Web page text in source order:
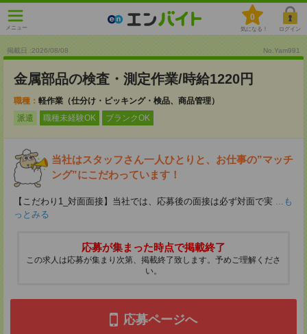
メニュー
0
気になる！ ログイン
掲載日 :2026/08/08 No.Yam991
金属部品の検査・測定作業/時給1220円
職種： 軽作業（仕分け・ピッキング・検品、商品管理）
派遣
職種未経験OK ブランクOK
当社はスタッフさん一人ひとりと、お仕事の”マッチ
ング”にこだわっています！
【こだわり1_対面面接】当社では、応募後の面接は必ず対面で実 ...も
っとみる
応募が集まった時点で掲載終了
この求人は応募が集まり次第、掲載終了致します。予めご理解くださ
い。
応募ページへ